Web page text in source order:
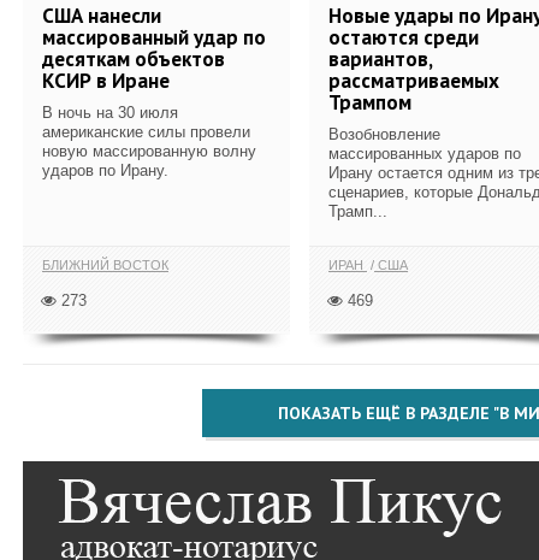
США нанесли
массированный удар по
десяткам объектов
КСИР в Иране
В ночь на 30 июля
американские силы провели
новую массированную волну
ударов по Ирану.
БЛИЖНИЙ ВОСТОК
273
Новые удары по
остаются среди
вариантов,
рассматриваемых
Трампом
Возобновление
массированных ударов по
Ирану остается одним из
сценариев, которые
Трамп...
ИРАН США
469
ПОКАЗАТЬ ЕЩЁ В РАЗДЕЛЕ "В